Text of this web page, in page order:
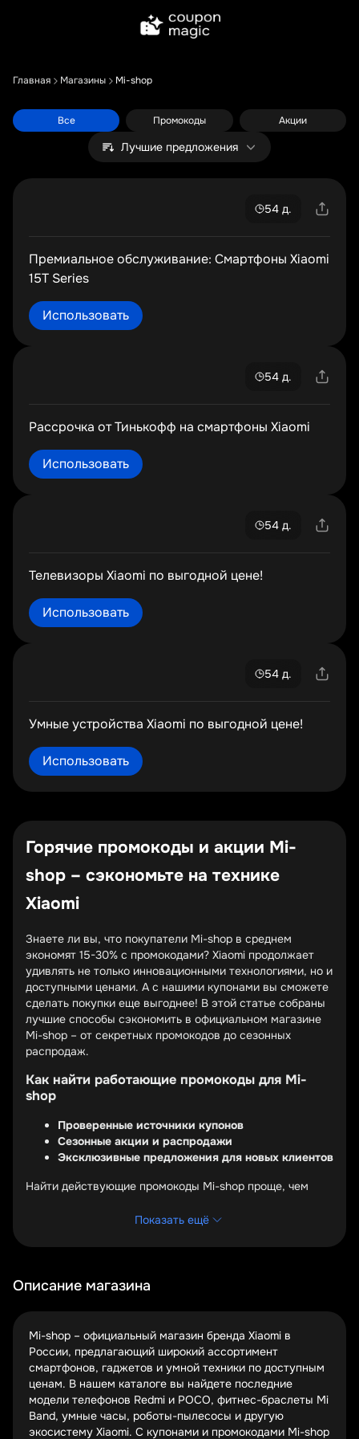
Главная Магазины Mi-shop
Все Промокоды Акции
Лучшие предложения
54 д.
Премиальное обслуживание: Смартфоны Xiaomi
15T Series
Использовать
54 д.
Рассрочка от Тинькофф на смартфоны Xiaomi
Использовать
54 д.
Телевизоры Xiaomi по выгодной цене!
Использовать
54 д.
Умные устройства Xiaomi по выгодной цене!
Использовать
Горячие промокоды и акции Mi-
shop – сэкономьте на технике
Xiaomi
Знаете ли вы, что покупатели Mi-shop в среднем
экономят 15-30% с промокодами? Xiaomi продолжает
удивлять не только инновационными технологиями, но и
доступными ценами. А с нашими купонами вы сможете
сделать покупки еще выгоднее! В этой статье собраны
лучшие способы сэкономить в официальном магазине
Mi-shop – от секретных промокодов до сезонных
распродаж.
Как найти работающие промокоды для Mi-
shop
Проверенные источники купонов
Сезонные акции и распродажи
Эксклюзивные предложения для новых клиентов
Найти действующие промокоды Mi-shop проще, чем
акции на своем сайте, но самые выгодные предложения
чтобы предложить вам только рабочие варианты,
Сезонные распродажи – золотое время для покупок в
Mi-shop. Черная пятница, Киберпонедельник, годовщина
бренда – в эти периоды скидки достигают 50% на всю
технику Xiaomi. Подпишитесь на рассылку, чтобы не
пропустить начало больших распродаж.
Новые покупатели Mi-shop получают особые
привилегии. Регистрация аккаунта часто
сопровождается welcome-промокодом на первую
Показать ещё
Описание магазина
Mi-shop – официальный магазин бренда Xiaomi в
России, предлагающий широкий ассортимент
смартфонов, гаджетов и умной техники по доступным
ценам. В нашем каталоге вы найдете последние
модели телефонов Redmi и POCO, фитнес-браслеты Mi
Band, умные часы, роботы-пылесосы и другую
экосистему Xiaomi. С купонами и промокодами Mi-shop